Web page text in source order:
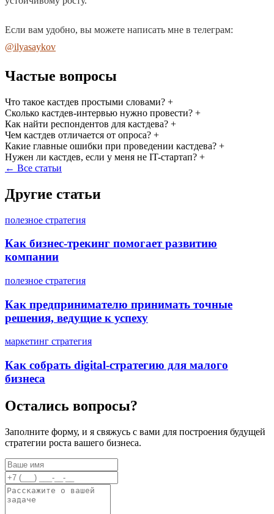
Если вам удобно, вы можете написать мне в телеграм:
@ilyasaykov
Частые вопросы
Что такое кастдев простыми словами? +
Сколько кастдев-интервью нужно провести? +
Как найти респондентов для кастдева? +
Чем кастдев отличается от опроса? +
Какие главные ошибки при проведении кастдева? +
Нужен ли кастдев, если у меня не IT-стартап? +
← Все статьи
Другие статьи
полезное стратегия
Как бизнес-трекинг помогает развитию
компании
полезное стратегия
Как предпринимателю принимать точные
решения, ведущие к успеху
маркетинг стратегия
Как собрать digital-стратегию для малого
бизнеса
Остались вопросы?
Заполните форму, и я свяжусь с вами для построения будущей
стратегии роста вашего бизнеса.